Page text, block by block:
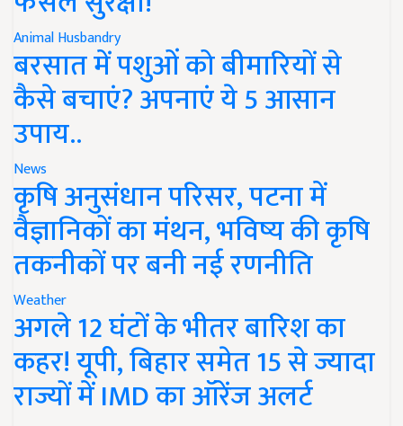
Animal Husbandry
बरसात में पशुओं को बीमारियों से
कैसे बचाएं? अपनाएं ये 5 आसान
उपाय..
News
कृषि अनुसंधान परिसर, पटना में
वैज्ञानिकों का मंथन, भविष्य की कृषि
तकनीकों पर बनी नई रणनीति
Weather
अगले 12 घंटों के भीतर बारिश का
कहर! यूपी, बिहार समेत 15 से ज्यादा
राज्यों में IMD का ऑरेंज अलर्ट